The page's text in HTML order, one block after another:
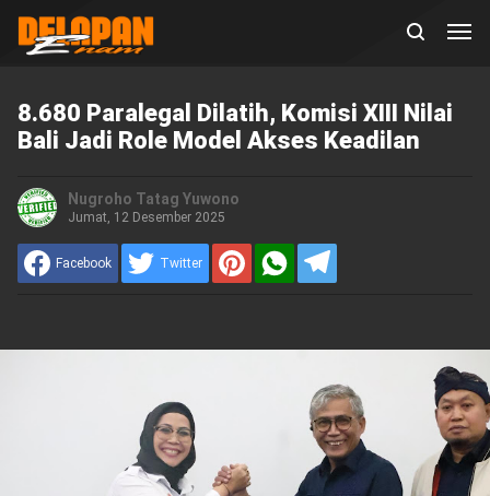
8.680 Paralegal Dilatih, Komisi XIII Nilai
Bali Jadi Role Model Akses Keadilan
Nugroho Tatag Yuwono
Jumat, 12 Desember 2025
Facebook Twitter